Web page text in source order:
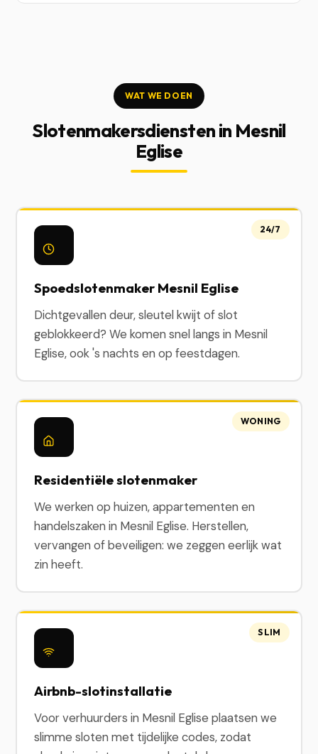
WAT WE DOEN
Slotenmakersdiensten in Mesnil
Eglise
Spoedslotenmaker Mesnil Eglise
Dichtgevallen deur, sleutel kwijt of slot
geblokkeerd? We komen snel langs in Mesnil
Eglise, ook 's nachts en op feestdagen.
24/7
Residentiële slotenmaker
We werken op huizen, appartementen en
handelszaken in Mesnil Eglise. Herstellen,
vervangen of beveiligen: we zeggen eerlijk wat
zin heeft.
WONING
Airbnb-slotinstallatie
Voor verhuurders in Mesnil Eglise plaatsen we
slimme sloten met tijdelijke codes, zodat
SLIM